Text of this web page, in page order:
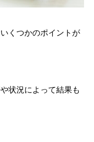
くつかのポイントが
状況によって結果も